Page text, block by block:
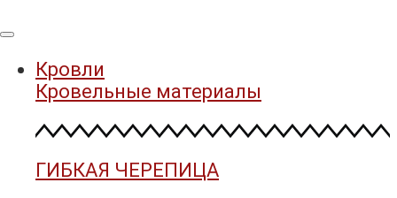
Кровли
Кровельные материалы
ГИБКАЯ ЧЕРЕПИЦА